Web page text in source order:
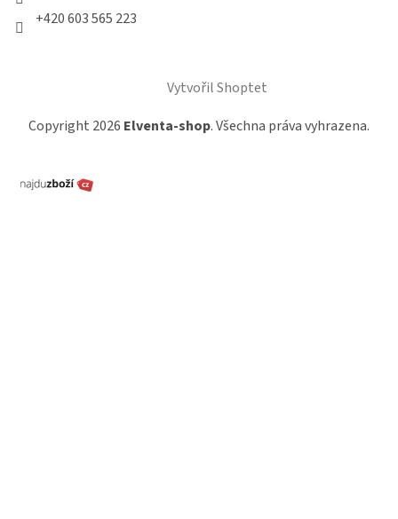
+420 603 565 223
Vytvořil Shoptet
Copyright 2026 Elventa-shop. Všechna práva vyhrazena.